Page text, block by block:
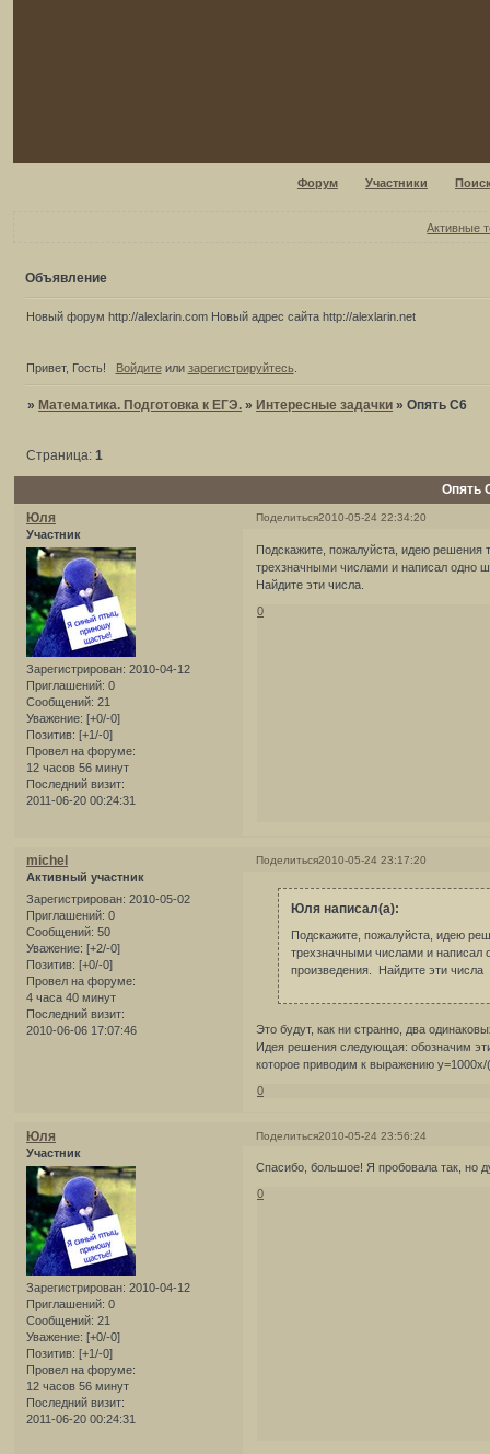
Форум Участники
Активные
Объявление
Новый форум http://alexlarin.com Новый адрес сайта http://alexlarin.net
Привет, Гость! Войдитеили зарегистрируйтесь.
»Математика. Подготовка к ЕГЭ. »Интересные задачки »Опять С6
Опять
Страница: 1
Поделиться2010-05-24 22:34:20
Юля
Участник
Зарегистрирован: 2010-04-12
Приглашений: 0
Сообщений: 21
Уважение: [+0/-0]
Позитив: [+1/-0]
Провел на форуме:
12 часов 56 минут
Последний визит:
2011-06-20 00:24:31
Подскажите, пожалуйста, идею решения
трехзначными числами и написал одно
Найдите эти числа.
0
Поделиться2010-05-24 23:17:20
michel
Активный участник
Зарегистрирован: 2010-05-02
Приглашений: 0
Сообщений: 50
Уважение: [+2/-0]
Позитив: [+0/-0]
Провел на форуме:
4 часа 40 минут
Последний визит:
2010-06-06 17:07:46
Юля написал(а):
Подскажите, пожалуйста, идею
трехзначными числами и написал
произведения. Найдите эти числа
Это будут, как ни странно, два
Идея решения следующая: обозначим
которое приводим к выражению
0
Поделиться2010-05-24 23:56:24
Юля
Участник
Зарегистрирован: 2010-04-12
Приглашений: 0
Сообщений: 21
Уважение: [+0/-0]
Позитив: [+1/-0]
Провел на форуме:
12 часов 56 минут
Последний визит:
2011-06-20 00:24:31
Спасибо, большое! Я пробовала так, но
0